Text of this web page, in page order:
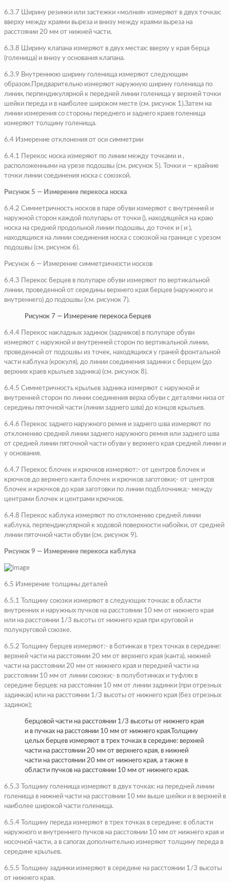
6.3.7 Ширину резинки или застежки «молния» измеряют в двух точках:
вверху между краями выреза и внизу между краями выреза на
расстоянии 20 мм от нижней части.
6.3.8 Ширину клапана измеряют в двух местах: вверху у края берца
(голенища) и внизу у основания клапана.
6.3.9 Внутреннюю ширину голенища измеряют следующим
образом.Предварительно измеряют наружную ширину голенища по
линии, перпендикулярной к передней линии голенища у верхней точки
шейки переда и в наиболее широком месте (см. рисунок 1).Затем на
линии измерения со стороны переднего и заднего краев голенища
измеряют толщину голенища.
6.4 Измерение отклонения от оси симметрии
6.4.1 Перекос носка измеряют по линии между точками и ,
расположенными на урезе подошвы (см. рисунок 5). Точки и — крайние
точки линии соединения носка с союзкой.
Рисунок 5 — Измерение перекоса носка
6.4.2 Симметричность носков в паре обуви измеряют с внутренней и
наружной сторон каждой полупары от точки (), находящейся на краю
носка на средней продольной линии подошвы, до точек и ( и ),
находящихся на линии соединения носка с союзкой на границе с урезом
подошвы (см. рисунок 6).
Рисунок 6 — Измерение симметричности носков
6.4.3 Перекос берцев в полупаре обуви измеряют по вертикальной
линии, проведенной от середины верхнего края берцев (наружного и
внутреннего) до подошвы (см. рисунок 7).
Рисунок 7 — Измерение перекоса берцев
6.4.4 Перекос накладных задинок (задников) в полупаре обуви
измеряют с наружной и внутренней сторон по вертикальной линии,
проведенной от подошвы из точек, находящихся у граней фронтальной
части каблука (крокуля), до линии соединения задинки с берцем (до
верхних краев крыльев задника) (см. рисунок 8).
6.4.5 Симметричность крыльев задника измеряют с наружной и
внутренней сторон по линии соединения верха обуви с деталями низа от
середины пяточной части (линии заднего шва) до концов крыльев.
6.4.6 Перекос заднего наружного ремня и заднего шва измеряют по
отклонению средней линии заднего наружного ремня или заднего шва
от средней линии пяточной части обуви у верхнего края средней линии и
у основания.
6.4.7 Перекос блочек и крючков измеряют:- от центров блочек и
крючков до верхнего канта блочек и крючков заготовки;- от центров
блочек и крючков до края заготовки по линии подблочника;- между
центрами блочек и центрами крючков.
6.4.8 Перекос каблука измеряют по отклонению средней линии
каблука, перпендикулярной к ходовой поверхности набойки, от средней
линии пяточной части обуви (см. рисунок 9).
Рисунок 9 — Измерение перекоса каблука
6.5 Измерение толщины деталей
6.5.1 Толщину союзки измеряют в следующих точках: в области
внутренних и наружных пучков на расстоянии 10 мм от нижнего края
или на расстоянии 1/3 высоты от нижнего края при круговой и
полукруговой союзке.
6.5.2 Толщину берцев измеряют:- в ботинках в трех точках в середине:
верхней части на расстоянии 20 мм от верхнего края (канта), нижней
части на расстоянии 20 мм от нижнего края и передней части на
расстоянии 10 мм от линии союзки;- в полуботинках и туфлях в
середине берцев: на расстоянии 10 мм от линии задинки (при отрезных
задинках) или на расстоянии 1/3 высоты от нижнего края (без отрезных
задинок);
берцовой части на расстоянии 1/3 высоты от нижнего края
и в пучках на расстоянии 10 мм от нижнего края.Толщину
целых берцев измеряют в трех точках в середине: верхней
части на расстоянии 20 мм от верхнего края, в нижней
части на расстоянии 20 мм от нижнего края, а также в
области пучков на расстоянии 10 мм от нижнего края.
6.5.3 Толщину голенища измеряют в двух точках: на передней линии
голенища в нижней части на расстоянии 10 мм выше шейки и в верхней в
наиболее широкой части голенища.
6.5.4 Толщину переда измеряют в трех точках в середине: в области
наружного и внутреннего пучков на расстоянии 10 мм от нижнего края и
носочной части, а в сапогах дополнительно измеряют толщину переда в
середине крыльев.
6.5.5 Толщину задинки измеряют в середине на расстоянии 1/3 высоты
от нижнего края.